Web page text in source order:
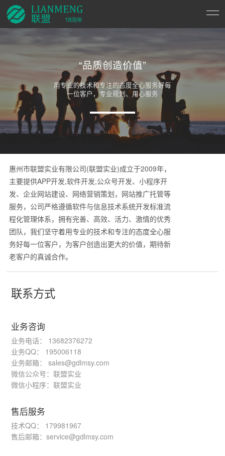
“品质创造价值”
用专业的技术和专注的态度全心服务好每
一位客户，专业规划、用心服务
惠州市联盟实业有限公司(联盟实业)成立于2009年，
主要提供APP开发,软件开发,公众号开发、小程序开
发、企业网站建设、网络营销策划，网站推广托管等
服务，公司严格遵循软件与信息技术系统开发标准流
程化管理体系，拥有完善、高效、活力、激情的优秀
团队，我们坚守着用专业的技术和专注的态度全心服
务好每一位客户，为客户创造出更大的价值，期待新
老客户的真诚合作。
联系方式
业务咨询
业务电话： 13682376272
业务QQ： 195006118
业务邮箱： sales@gdlmsy.com
微信公众号：联盟实业
微信小程序：联盟实业
售后服务
技术QQ： 179981967
售后邮箱：service@gdlmsy.com